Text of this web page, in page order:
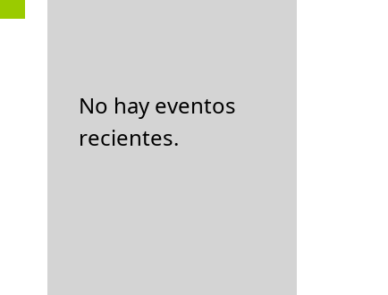
No hay eventos
recientes.